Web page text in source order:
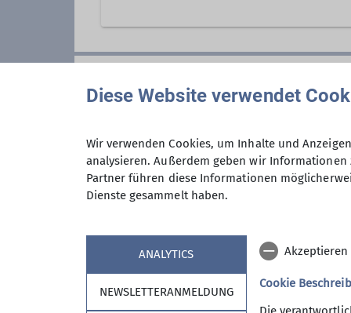
Du kannst dich für einen
ein gewisses Maß an Ausdauer
wegewart@dav-noerdlingen.de.
den Wegen rund um unsere
Der Arbeitseinsatz beginnt mit
Vereinsheim. Nach getaner
Beim DAV sind alle in
Anmeldung
Anmeldung bis
Diese Website verwendet
Wir verwenden Cookies, um Inhalte und
analysieren. Außerdem geben wir
Partner führen diese Informationen
Dienste gesammelt haben.
ANALYTICS
NEWSLETTERANMELDUNG
Cookie